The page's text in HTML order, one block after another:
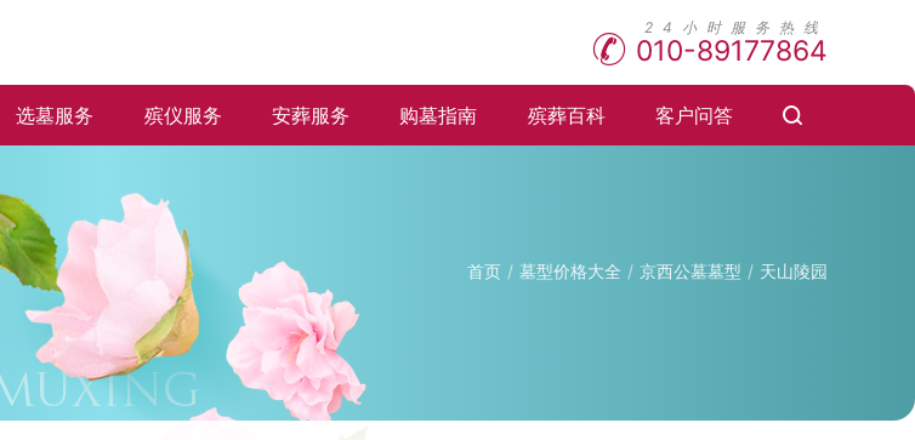
010-89177864
选墓服务 殡仪服务 安葬服务 购墓指南 殡葬百科 客户问答
首页 墓型价格大全 京西公墓墓型 天山陵园